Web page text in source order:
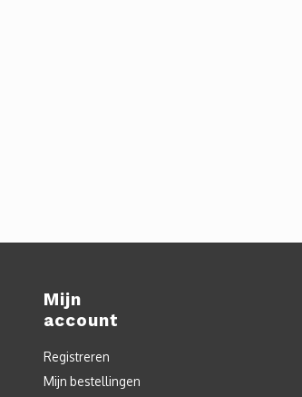
Mijn
account
Registreren
Mijn bestellingen